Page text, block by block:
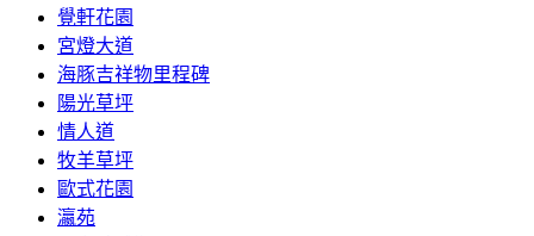
覺軒花園
宮燈大道
海豚吉祥物里程碑
陽光草坪
情人道
牧羊草坪
歐式花園
瀛苑